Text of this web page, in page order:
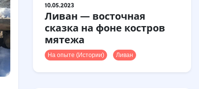
10.05.2023
Ливан — восточная
сказка на фоне костров
мятежа
На опыте (Истории) Ливан